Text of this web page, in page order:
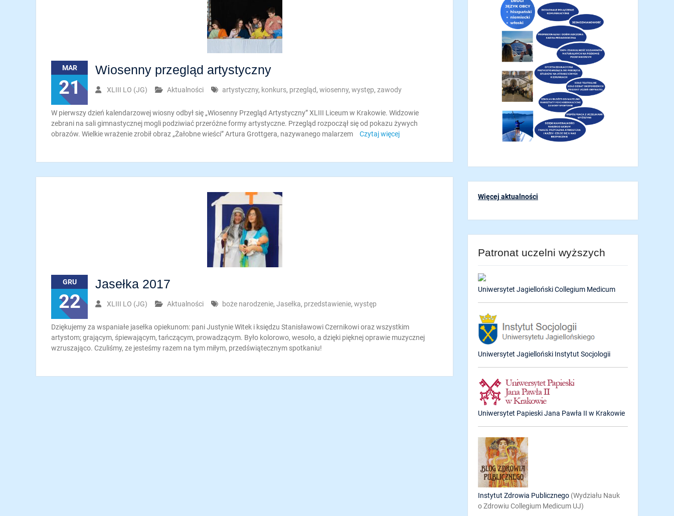
MAR
21
Wiosenny przegląd artystyczny
XLIII LO (JG) Aktualności artystyczny, konkurs, przegląd, wiosenny, występ, zawody
W pierwszy dzień kalendarzowej wiosny odbył się „Wiosenny Przegląd Artystyczny” XLIII Liceum w Krakowie. Widzowie
zebrani na sali gimnastycznej mogli podziwiać przeróżne formy artystyczne. Przegląd rozpoczął się od pokazu żywych
obrazów. Wielkie wrażenie zrobił obraz „Żałobne wieści” Artura Grottgera, nazywanego malarzem
Czytaj więcej
GRU
22
Jasełka 2017
XLIII LO (JG) Aktualności boże narodzenie, Jasełka, przedstawienie, występ
Dziękujemy za wspaniałe jasełka opiekunom: pani Justynie Witek i księdzu Stanisławowi Czernikowi oraz wszystkim
artystom; grającym, śpiewającym, tańczącym, prowadzącym. Było kolorowo, wesoło, a dzięki pięknej oprawie muzycznej
wzruszająco. Czuliśmy, ze jesteśmy razem na tym miłym, przedświątecznym spotkaniu!
Więcej aktualności
Patronat uczelni wyższych
Uniwersytet Jagielloński Collegium Medicum
Uniwersytet Jagielloński Instytut Socjologii
Uniwersytet Papieski Jana Pawła II w Krakowie
Instytut Zdrowia Publicznego (Wydziału Nauk
o Zdrowiu Collegium Medicum UJ)